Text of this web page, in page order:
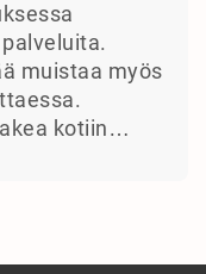
muistaa myös
kotiin…